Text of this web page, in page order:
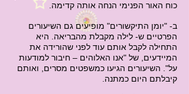
כוח האור הפנימי הנחה אותה קדימה.
ב- "יומן התיקשורים" מופיעים גם השיעורים
הפרטיים ש- לילה מקבלת מהבריאה. היא
התחילה לקבל אותם עוד לפני שהורידה את
המיידעים, של "אנו האלוהים – חיבור למודעות
על". השיעורים הגיעו כמשפטים מסרים, ואותם
קיבלתם היום כמתנה.